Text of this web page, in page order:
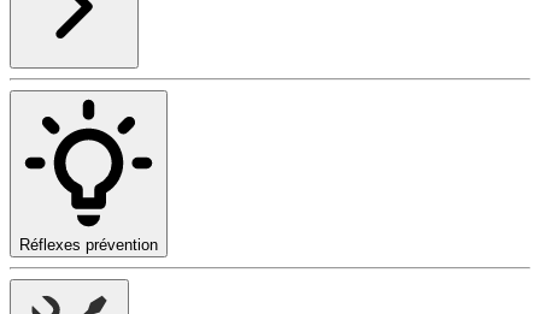
Réflexes prévention